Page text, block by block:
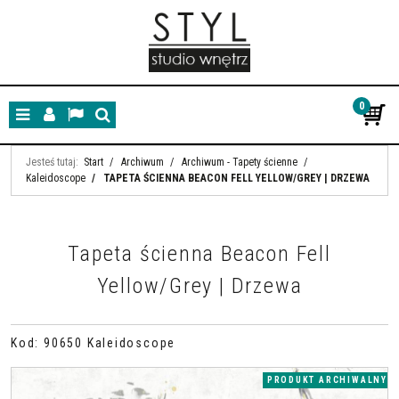
MenuPanelLangSzukaj
0
Jesteś tutaj: Start / Archiwum / Archiwum - Tapety ścienne /
Kaleidoscope / TAPETA ŚCIENNA BEACON FELL YELLOW/GREY | DRZEWA
Tapeta ścienna Beacon Fell
Yellow/Grey | Drzewa
Kod : 90650 Kaleidoscope
PRODUKT ARCHIWALNY